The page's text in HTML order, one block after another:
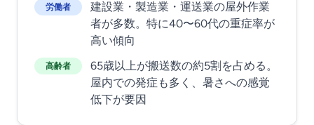
労働者
建設業・製造業・運送業の屋外作業
者が多数。特に40〜60代の重症率が
高い傾向
高齢者
65歳以上が搬送数の約5割を占める。
屋内での発症も多く、暑さへの感覚
低下が要因